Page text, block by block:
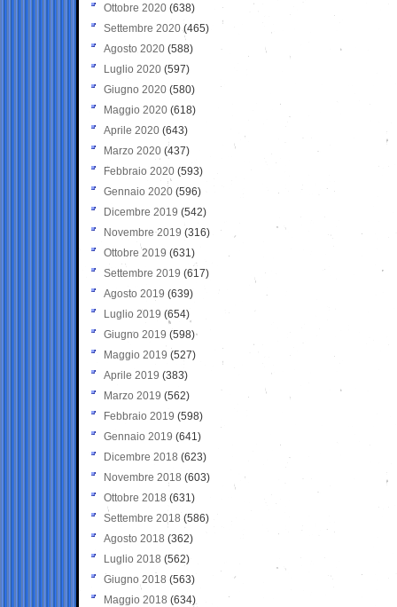
Ottobre 2020 (638)
Settembre 2020(465)
Agosto 2020 (588)
Luglio 2020 (597)
Giugno 2020 (580)
Maggio 2020 (618)
Aprile 2020 (643)
Marzo 2020 (437)
Febbraio 2020 (593)
Gennaio 2020 (596)
Dicembre 2019 (542)
Novembre 2019 (316)
Ottobre 2019 (631)
Settembre 2019 (617)
Agosto 2019 (639)
Luglio 2019 (654)
Giugno 2019 (598)
Maggio 2019 (527)
Aprile 2019 (383)
Marzo 2019 (562)
Febbraio 2019 (598)
Gennaio 2019 (641)
Dicembre 2018 (623)
Novembre 2018 (603)
Ottobre 2018 (631)
Settembre 2018 (586)
Agosto 2018 (362)
Luglio 2018 (562)
Giugno 2018 (563)
Maggio 2018 (634)